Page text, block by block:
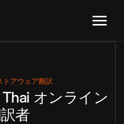
トアウェア翻訳
Thai オンライン
者